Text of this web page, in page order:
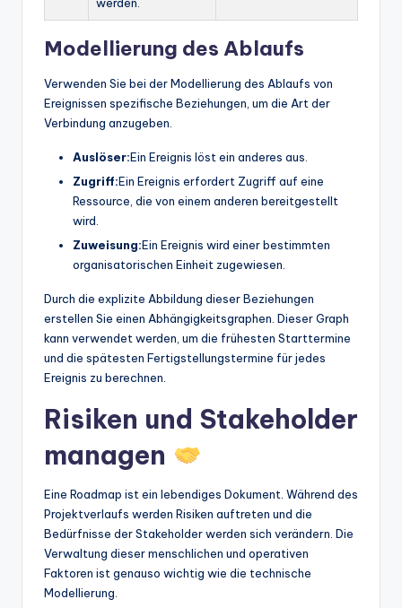
Modellierung des Ablaufs
Verwenden Sie bei der Modellierung des Ablaufs von
Ereignissen spezifische Beziehungen, um die Art der
Verbindung anzugeben.
Auslöser:Ein Ereignis löst ein anderes aus.
Zugriff:Ein Ereignis erfordert Zugriff auf eine
Ressource, die von einem anderen bereitgestellt
wird.
Zuweisung:Ein Ereignis wird einer bestimmten
organisatorischen Einheit zugewiesen.
Durch die explizite Abbildung dieser Beziehungen
erstellen Sie einen Abhängigkeitsgraphen. Dieser Graph
kann verwendet werden, um die frühesten Starttermine
und die spätesten Fertigstellungstermine für jedes
Ereignis zu berechnen.
Risiken und Stakeholder
managen
Eine Roadmap ist ein lebendiges Dokument. Während des
Projektverlaufs werden Risiken auftreten und die
Bedürfnisse der Stakeholder werden sich verändern. Die
Verwaltung dieser menschlichen und operativen
Faktoren ist genauso wichtig wie die technische
Modellierung.